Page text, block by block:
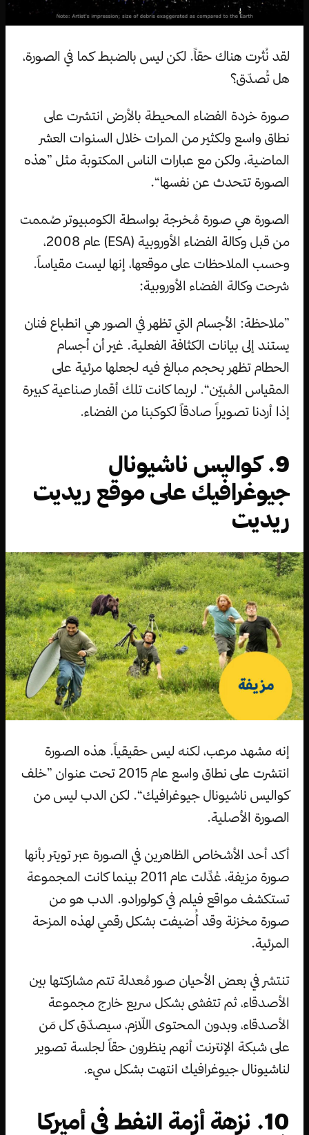
لقد نُثرت هناك حقاً. لكن ليس بالضبط كما في الصورة،
هل تُصدّق؟
صورة خردة الفضاء المحيطة بالأرض انتشرت على
نطاق واسع ولكثير من المرات خلال السنوات العشر
الماضية، ولكن مع عبارات الناس المكتوبة مثل ”هذه
الصورة تتحدث عن نفسها“.
الصورة هي صورة مُخرجة بواسطة الكومبيوتر صُممت
من قبل وكالة الفضاء الأوروبية (ESA) عام 2008،
وحسب الملاحظات على موقعها، إنها ليست مقياساً.
شرحت وكالة الفضاء الأوروبية:
”ملاحظة: الأجسام التي تظهر في الصور هي انطباع فنان
يستند إلى بيانات الكثافة الفعلية. غير أن أجسام
الحطام تظهر بحجم مبالغ فيه لجعلها مرئية على
المقياس المُبيّن“. لربما كانت تلك أقمار صناعية كبيرة
إذا أردنا تصويراً صادقاً لكوكبنا من الفضاء.
9. كواليس ناشيونال
جيوغرافيك على موقع ريديت
ريديت
إنه مشهد مرعب، لكنه ليس حقيقياً. هذه الصورة
انتشرت على نطاق واسع عام 2015 تحت عنوان ”خلف
كواليس ناشيونال جيوغرافيك“. لكن الدب ليس من
الصورة الأصلية.
أكد أحد الأشخاص الظاهرين في الصورة عبر تويتر بأنها
صورة مزيفة، عُدِّلت عام 2011 بينما كانت المجموعة
تستكشف مواقع فيلم في كولورادو. الدب هو من
صورة مخزنة وقد أُضيفت بشكل رقمي لهذه المزحة
المرئية.
تنتشر في بعض الأحيان صور مُعدلة تتم مشاركتها بين
الأصدقاء، ثم تتفشى بشكل سريع خارج مجموعة
الأصدقاء، وبدون المحتوى اللّازم، سيصدّق كل مَن
على شبكة الإنترنت أنهم ينظرون حقاً لجلسة تصوير
لناشيونال جيوغرافيك انتهت بشكل سيء.
10. نزهة أزمة النفط في أميركا